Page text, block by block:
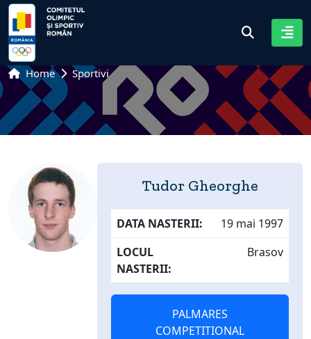
Home Sportivi
Tudor Gheorghe
DATA NASTERII:
19 mai 1997
LOCUL
NASTERII:
Brasov
PALMARES
COMPETITIONAL